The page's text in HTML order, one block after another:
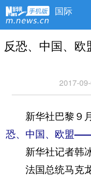
国际
反恐、中国、
2017-
新华社巴黎９
恐、中国、欧盟
新华社记者韩
法国总统马克龙